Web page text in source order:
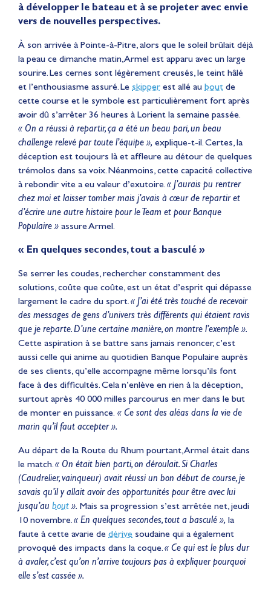
à développer le bateau et à se projeter avec envie
vers de nouvelles perspectives.
À son arrivée à Pointe-à-Pitre, alors que le soleil brûlait déjà
la peau ce dimanche matin, Armel est apparu avec un large
sourire. Les cernes sont légèrement creusés, le teint hâlé
et l’enthousiasme assuré. Le skipper est allé au bout de
cette course et le symbole est particulièrement fort après
avoir dû s’arrêter 36 heures à Lorient la semaine passée.
« On a réussi à repartir, ça a été un beau pari, un beau
challenge relevé par toute l’équipe », explique-t-il. Certes, la
déception est toujours là et affleure au détour de quelques
trémolos dans sa voix. Néanmoins, cette capacité collective
à rebondir vite a eu valeur d’exutoire.« J’aurais pu rentrer
chez moi et laisser tomber mais j’avais à cœur de repartir et
d’écrire une autre histoire pour le Team et pour Banque
Populaire » assure Armel.
« En quelques secondes, tout a basculé »
Se serrer les coudes, rechercher constamment des
solutions, coûte que coûte, est un état d’esprit qui dépasse
largement le cadre du sport.« J’ai été très touché de recevoir
des messages de gens d’univers très différents qui étaient ravis
que je reparte. D’une certaine manière, on montre l’exemple ».
Cette aspiration à se battre sans jamais renoncer, c’est
aussi celle qui anime au quotidien Banque Populaire auprès
de ses clients, qu’elle accompagne même lorsqu’ils font
face à des difficultés. Cela n’enlève en rien à la déception,
surtout après 40 000 milles parcourus en mer dans le but
de monter en puissance. « Ce sont des aléas dans la vie de
marin qu’il faut accepter ».
Au départ de la Route du Rhum pourtant, Armel était dans
le match.« On était bien parti, on déroulait. Si Charles
(Caudrelier, vainqueur) avait réussi un bon début de course, je
savais qu’il y allait avoir des opportunités pour être avec lui
jusqu’au bout». Mais sa progression s’est arrêtée net, jeudi
10 novembre.« En quelques secondes, tout a basculé », la
faute à cette avarie de dérive soudaine qui a également
provoqué des impacts dans la coque.« Ce qui est le plus dur
à avaler, c’est qu’on n’arrive toujours pas à expliquer pourquoi
elle s’est cassée ».